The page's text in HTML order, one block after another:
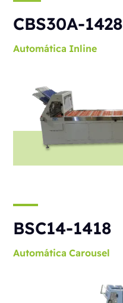
CBS30A-1428
Automática Inline
BSC14-1418
Automática Carousel